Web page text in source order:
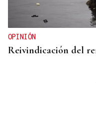
OPINIÓN
Reivindicación del